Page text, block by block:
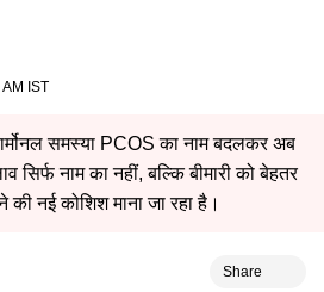
IST
समस्या PCOS का नाम बदलकर अब
सिर्फ नाम का नहीं, बल्कि बीमारी को बेहतर
नई कोशिश माना जा रहा है।
Share